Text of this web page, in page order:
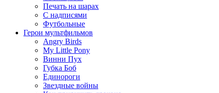
Печать на шарах
С надписями
Футбольные
Герои мультфильмов
Angry Birds
My Little Pony
Винни Пух
Губка Боб
Единороги
Звездные войны